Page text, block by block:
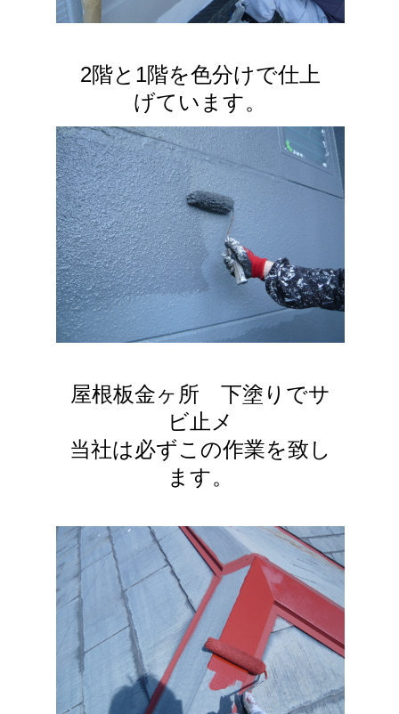
2階と1階を色分けで仕上
げています。
屋根板金ヶ所 下塗りでサ
ビ止メ
当社は必ずこの作業を致し
ます。